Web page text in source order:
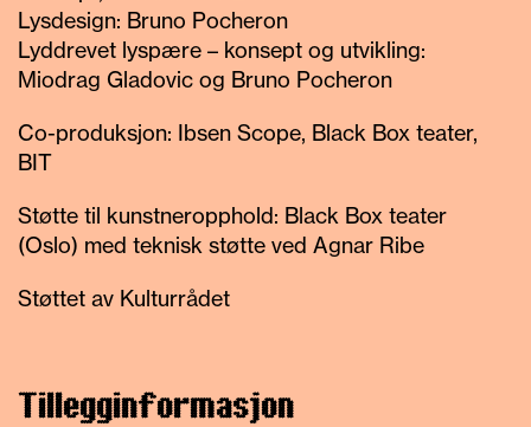
Lysdesign: Bruno Pocheron
Lyddrevet lyspære – konsept og utvikling:
Miodrag Gladovic og Bruno Pocheron
Co-produksjon: Ibsen Scope, Black Box teater,
BIT
Støtte til kunstneropphold: Black Box teater
(Oslo) med teknisk støtte ved Agnar Ribe
Støttet av Kulturrådet
Tillegginformasjon